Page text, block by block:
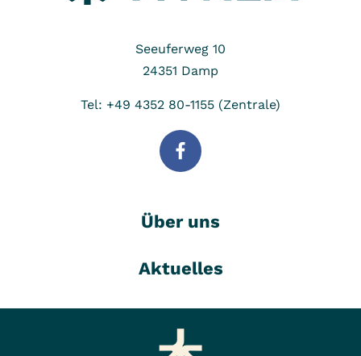
Seeuferweg 10
24351 Damp
Tel: +49 4352 80-1155 (Zentrale)
Über uns
Aktuelles